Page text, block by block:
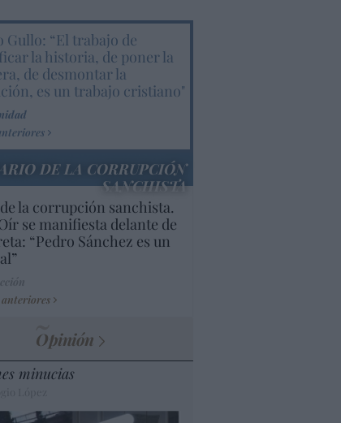
Gullo: “El trabajo de
la historia, de poner la
de desmontar la
es un trabajo cristiano"
DE LA CORRUPCIÓN
SANCHISTA
la corrupción sanchista.
se manifiesta delante de
“Pedro Sánchez es un
anteriores
Opinión
minucias